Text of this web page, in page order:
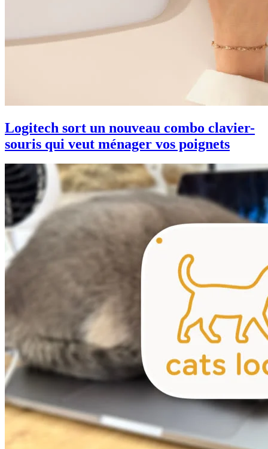
Logitech sort un nouveau combo clavier-
souris qui veut ménager vos poignets